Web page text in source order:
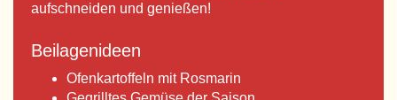
aufschneiden und genießen!
Beilagenideen
Ofenkartoffeln mit Rosmarin